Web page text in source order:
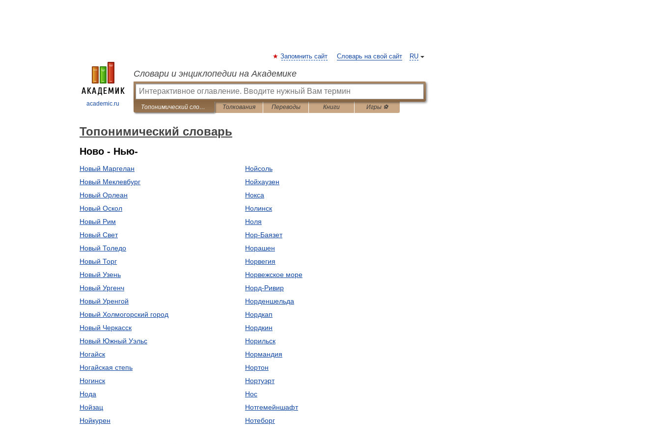
academic.ru
RU
Запомнить сайт Словарь на свой сайт
Словари и энциклопедии на Академике
Топонимический словарь Толкования Переводы Книги Игры ⚽
Топонимический словарь
Ново - Нью-
Новый Маргелан
Новый Меклевбург
Новый Орлеан
Новый Оскол
Новый Рим
Новый Свет
Новый Толедо
Новый Торг
Новый Узень
Новый Ургенч
Новый Уренгой
Новый Холмогорский город
Новый Черкасск
Новый Южный Уэльс
Ногайск
Ногайская степь
Ногинск
Нода
Нойзац
Нойкурен
Нойсоль
Нойхаузен
Нокса
Нолинск
Ноля
Нор-Баязет
Норашен
Норвегия
Норвежское море
Норд-Ривир
Норденшельда
Нордкап
Нордкин
Норильск
Нормандия
Нортон
Нортуэрт
Нос
Нотгемейншафт
Нотеборг